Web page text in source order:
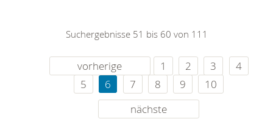
Suchergebnisse 51 bis 60 von 111
vorherige 1 2 3
4
5
6 7 8 9
10
nächste